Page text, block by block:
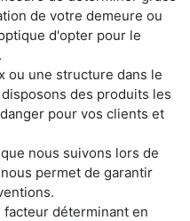
de votre demeure ou
d'opter pour le
ou une structure dans le
des produits les
pour vos clients et
nous suivons lors de
permet de garantir
déterminant en